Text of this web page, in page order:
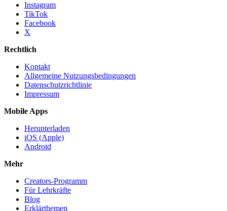
Instagram
TikTok
Facebook
X
Rechtlich
Kontakt
Allgemeine Nutzungsbedingungen
Datenschutzrichtlinie
Impressum
Mobile Apps
Herunterladen
iOS (Apple)
Android
Mehr
Creators-Programm
Für Lehrkräfte
Blog
Erklärthemen